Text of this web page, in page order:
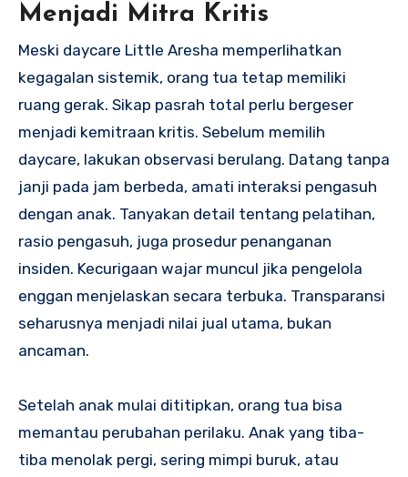
Menjadi Mitra Kritis
Meski daycare Little Aresha memperlihatkan
kegagalan sistemik, orang tua tetap memiliki
ruang gerak. Sikap pasrah total perlu bergeser
menjadi kemitraan kritis. Sebelum memilih
daycare, lakukan observasi berulang. Datang tanpa
janji pada jam berbeda, amati interaksi pengasuh
dengan anak. Tanyakan detail tentang pelatihan,
rasio pengasuh, juga prosedur penanganan
insiden. Kecurigaan wajar muncul jika pengelola
enggan menjelaskan secara terbuka. Transparansi
seharusnya menjadi nilai jual utama, bukan
ancaman.
Setelah anak mulai dititipkan, orang tua bisa
memantau perubahan perilaku. Anak yang tiba-
tiba menolak pergi, sering mimpi buruk, atau